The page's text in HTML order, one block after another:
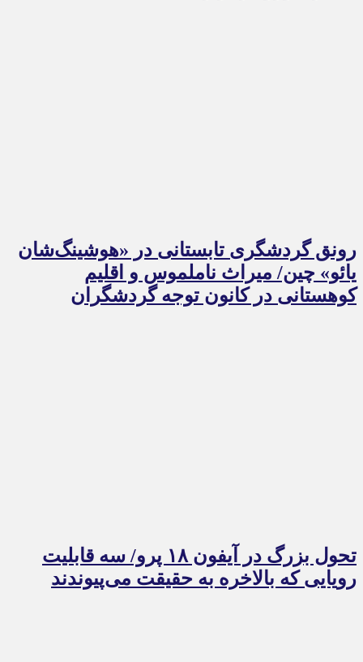
رونق گردشگری تابستانی در «هوشینگ‌شان
یائو» چین/ میراث ناملموس و اقلیم
کوهستانی در کانون توجه گردشگران
تحول بزرگ در آیفون ۱۸ پرو/ سه قابلیت
رویایی که بالاخره به حقیقت می‌پیوندند